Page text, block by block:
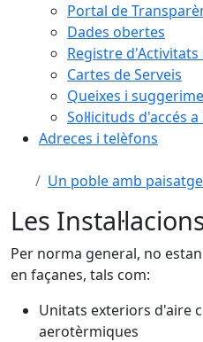
Portal de
Dades obertes
Registre
Cartes de Serveis
Queixes i
Sol·licituds d'accés
Adreces i telèfons
Un poble amb
Les
Per norma general, no
en façanes, tals com:
Unitats exteriors d'aire
aerotèrmiques